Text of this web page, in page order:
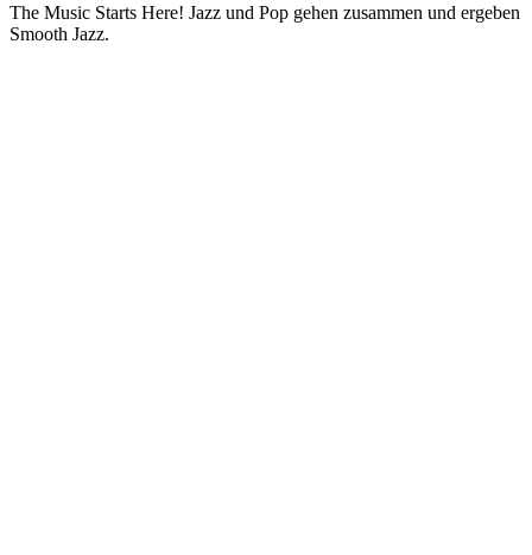
The Music Starts Here! Jazz und Pop gehen zusammen und ergeben
Smooth Jazz.